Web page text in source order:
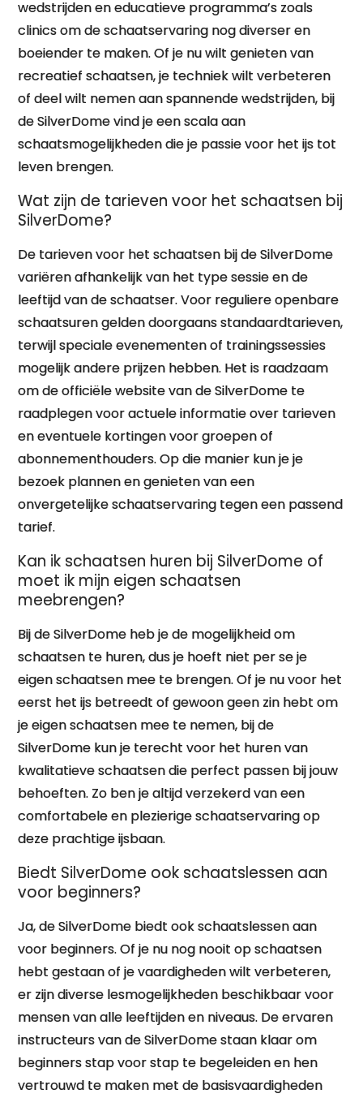
wedstrijden en educatieve programma’s zoals
clinics om de schaatservaring nog diverser en
boeiender te maken. Of je nu wilt genieten van
recreatief schaatsen, je techniek wilt verbeteren
of deel wilt nemen aan spannende wedstrijden, bij
de SilverDome vind je een scala aan
schaatsmogelijkheden die je passie voor het ijs tot
leven brengen.
Wat zijn de tarieven voor het schaatsen bij
SilverDome?
De tarieven voor het schaatsen bij de SilverDome
variëren afhankelijk van het type sessie en de
leeftijd van de schaatser. Voor reguliere openbare
schaatsuren gelden doorgaans standaardtarieven,
terwijl speciale evenementen of trainingssessies
mogelijk andere prijzen hebben. Het is raadzaam
om de officiële website van de SilverDome te
raadplegen voor actuele informatie over tarieven
en eventuele kortingen voor groepen of
abonnementhouders. Op die manier kun je je
bezoek plannen en genieten van een
onvergetelijke schaatservaring tegen een passend
tarief.
Kan ik schaatsen huren bij SilverDome of
moet ik mijn eigen schaatsen
meebrengen?
Bij de SilverDome heb je de mogelijkheid om
schaatsen te huren, dus je hoeft niet per se je
eigen schaatsen mee te brengen. Of je nu voor het
eerst het ijs betreedt of gewoon geen zin hebt om
je eigen schaatsen mee te nemen, bij de
SilverDome kun je terecht voor het huren van
kwalitatieve schaatsen die perfect passen bij jouw
behoeften. Zo ben je altijd verzekerd van een
comfortabele en plezierige schaatservaring op
deze prachtige ijsbaan.
Biedt SilverDome ook schaatslessen aan
voor beginners?
Ja, de SilverDome biedt ook schaatslessen aan
voor beginners. Of je nu nog nooit op schaatsen
hebt gestaan of je vaardigheden wilt verbeteren,
er zijn diverse lesmogelijkheden beschikbaar voor
mensen van alle leeftijden en niveaus. De ervaren
instructeurs van de SilverDome staan klaar om
beginners stap voor stap te begeleiden en hen
vertrouwd te maken met de basisvaardigheden